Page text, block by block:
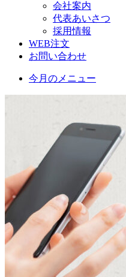
会社案内
代表あいさつ
採用情報
WEB注文
お問い合わせ
今月のメニュー